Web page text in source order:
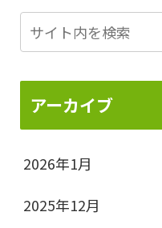
アーカイブ
2026年1月
2025年12月